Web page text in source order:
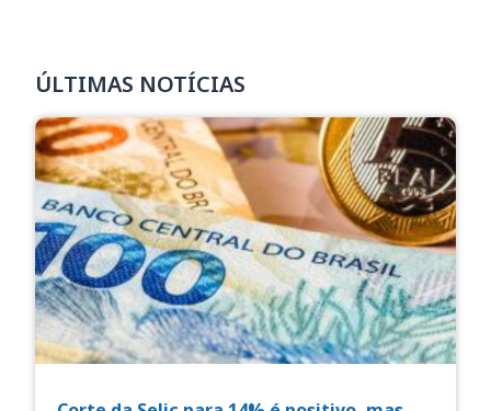
ÚLTIMAS NOTÍCIAS